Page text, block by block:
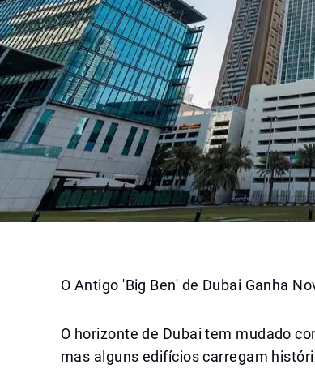
O Antigo 'Big Ben' de Dubai Ganha
O horizonte de Dubai tem mudado
mas alguns edifícios carregam